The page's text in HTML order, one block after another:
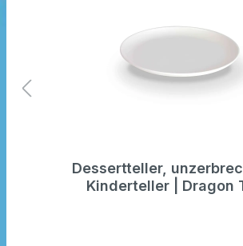
Dessertteller,
Kinderteller | Dragon